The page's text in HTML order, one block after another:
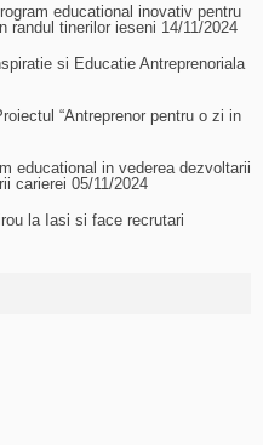
educational inovativ pentru
randul tinerilor ieseni 14/11/2024
si Educatie Antreprenoriala
“Antreprenor pentru o zi in
educational in vederea dezvoltarii
carierei 05/11/2024
la Iasi si face recrutari